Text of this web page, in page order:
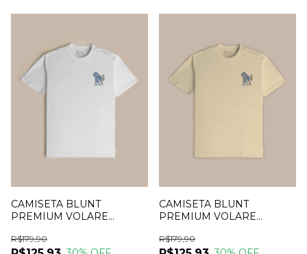
CAMISETA BLUNT
PREMIUM VOLARE
R$179,90
CAMISETA BLUNT
PREMIUM VOLARE
R$179,90